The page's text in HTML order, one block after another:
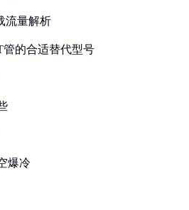
流量解析
管的合适替代型号
爆冷